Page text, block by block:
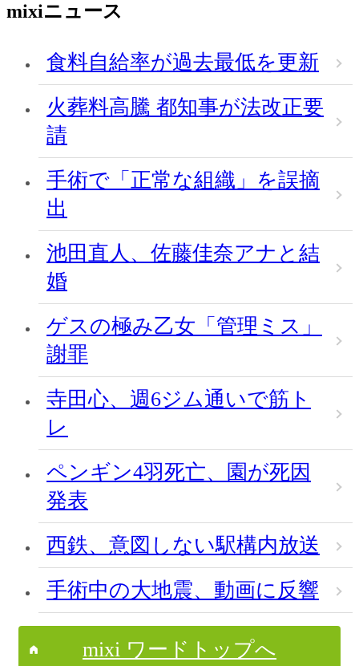
mixiニュース
食料自給率が過去最低を更新
火葬料高騰 都知事が法改正要
請
手術で「正常な組織」を誤摘
出
池田直人、佐藤佳奈アナと結
婚
ゲスの極み乙女「管理ミス」
謝罪
寺田心、週6ジム通いで筋ト
レ
ペンギン4羽死亡、園が死因
発表
西鉄、意図しない駅構内放送
手術中の大地震、動画に反響
mixi ワードトップへ